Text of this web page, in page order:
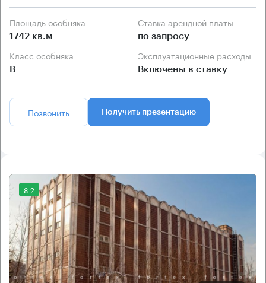
Площадь особняка
1742 кв.м
Ставка арендной платы
по запросу
Класс особняка
B
Эксплуатационные расходы
Включены в ставку
Позвонить Получить презентацию
8.2